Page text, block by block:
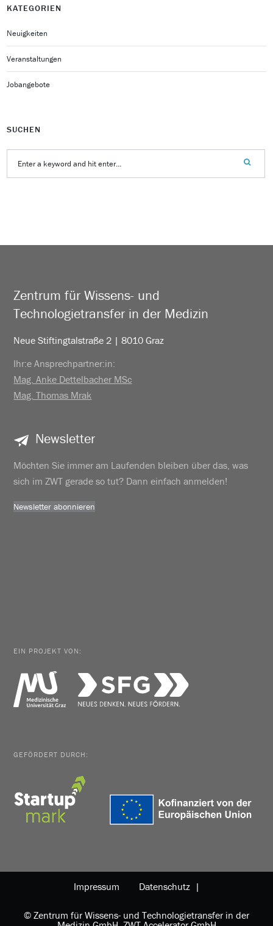
KATEGORIEN
Neuigkeiten
Veranstaltungen
Jobangebote
SUCHEN
Zentrum für Wissens- und
Technologietransfer in der Medizin
Neue Stiftingtalstraße 2 | 8010 Graz
Ihr:e Ansprechpartner:in:
Mag. Anke Dettelbacher MSc
Mag. Thomas Mrak
Newsletter
Möchten Sie immer am Laufenden bleiben über das, was
sich im ZWT gerade so tut? Dann einfach anmelden!
Newsletter abonnieren
EIN PROJEKT VON:
GEFÖRDERT DURCH:
Impressum Datenschutz |
© Zentrum für Wissens- und Technologietransfer in der